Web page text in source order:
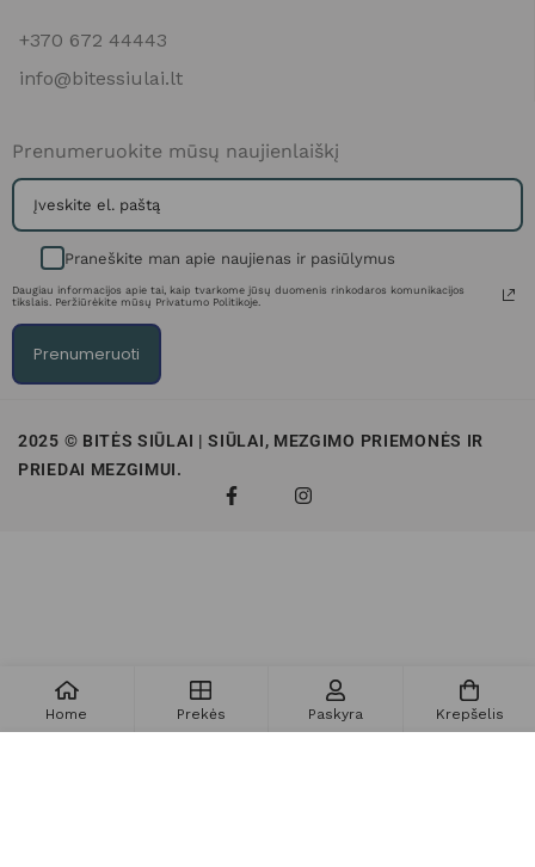
+370 672 44443
info@bitessiulai.lt
Prenumeruokite mūsų naujienlaiškį
Praneškite man apie naujienas ir pasiūlymus
Daugiau informacijos apie tai, kaip tvarkome jūsų duomenis rinkodaros komunikacijos
tikslais. Peržiūrėkite mūsų Privatumo Politikoje.
Prenumeruoti
2025 © BITĖS SIŪLAI | SIŪLAI, MEZGIMO PRIEMONĖS IR
PRIEDAI MEZGIMUI.
Home Prekės Paskyra Krepšelis